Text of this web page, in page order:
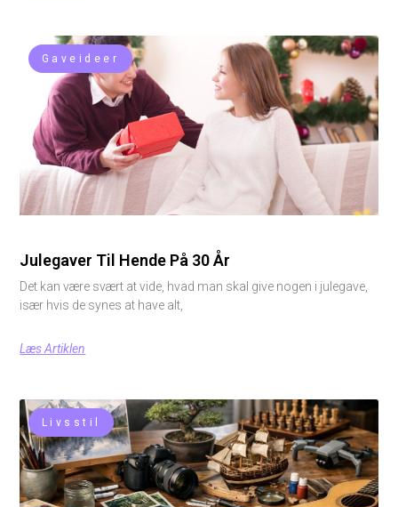
Gaveideer
Julegaver Til Hende På 30 År
Det kan være svært at vide, hvad man skal give nogen i julegave,
især hvis de synes at have alt,
Læs Artiklen
Livsstil